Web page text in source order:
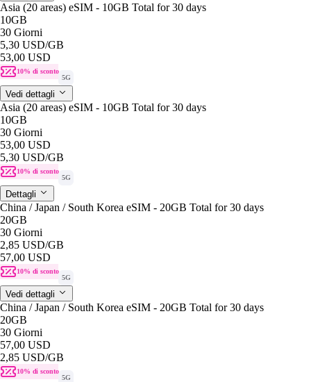
Asia (20 areas) eSIM - 10GB Total for 30 days
10GB
30 Giorni
5,30 USD/GB
53,00 USD
10% di sconto
5G
Vedi dettagli
Asia (20 areas) eSIM - 10GB Total for 30 days
10GB
30 Giorni
53,00 USD
5,30 USD/GB
10% di sconto
5G
Dettagli
China / Japan / South Korea eSIM - 20GB Total for 30 days
20GB
30 Giorni
2,85 USD/GB
57,00 USD
10% di sconto
5G
Vedi dettagli
China / Japan / South Korea eSIM - 20GB Total for 30 days
20GB
30 Giorni
57,00 USD
2,85 USD/GB
10% di sconto
5G